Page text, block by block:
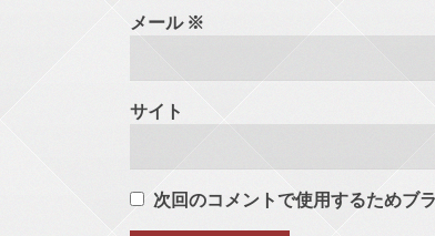
メール ※
サイト
次回のコメントで使用するためブ